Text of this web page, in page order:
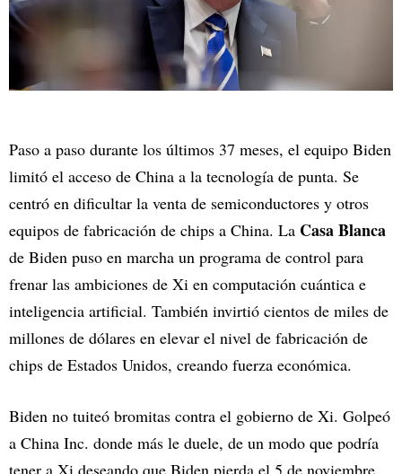
Paso a paso durante los últimos 37 meses, el equipo Biden
limitó el acceso de China a la tecnología de punta. Se
centró en dificultar la venta de semiconductores y otros
equipos de fabricación de chips a China. La Casa Blanca
de Biden puso en marcha un programa de control para
frenar las ambiciones de Xi en computación cuántica e
inteligencia artificial. También invirtió cientos de miles de
millones de dólares en elevar el nivel de fabricación de
chips de Estados Unidos, creando fuerza económica.
Biden no tuiteó bromitas contra el gobierno de Xi. Golpeó
a China Inc. donde más le duele, de un modo que podría
tener a Xi deseando que Biden pierda el 5 de noviembre.